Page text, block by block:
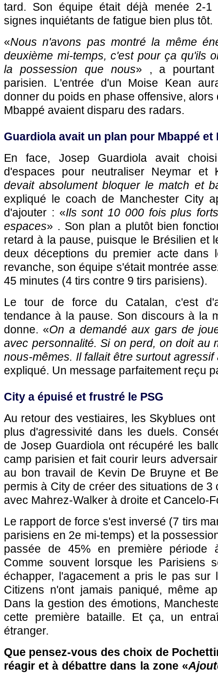
tard. Son équipe était déjà menée 2-
signes inquiétants de fatigue bien plus tôt.
«Nous n'avons pas montré la même
deuxième mi-temps, c'est pour ça qu'ils
la possession que nous» , a pourtant
parisien. L'entrée d'un Moise Kean
donner du poids en phase offensive,
Mbappé avaient disparu des radars.
Guardiola avait un plan pour Mbappé et
En face, Josep Guardiola avait
d'espaces pour neutraliser Neymar et
devait absolument bloquer le match et
expliqué le coach de Manchester City
d'ajouter : «Ils sont 10 000 fois plus
espaces» . Son plan a plutôt bien
retard à la pause, puisque le Brésilien et
deux déceptions du premier acte dans
revanche, son équipe s'était montrée
45 minutes (4 tirs contre 9 tirs parisiens).
Le tour de force du Catalan, c'est
tendance à la pause. Son discours à la
donne. «On a demandé aux gars de
avec personnalité. Si on perd, on doit au
nous-mêmes. Il fallait être surtout agressif
expliqué. Un message parfaitement reçu
City a épuisé et frustré le PSG
Au retour des vestiaires, les Skyblues
plus d'agressivité dans les duels.
de Josep Guardiola ont récupéré les
camp parisien et fait courir leurs
au bon travail de Kevin De Bruyne et
permis à City de créer des situations de 3
avec Mahrez-Walker à droite et Cancelo-
Le rapport de force s'est inversé (7 tirs
parisiens en 2e mi-temps) et la
passée de 45% en première période
Comme souvent lorsque les Parisiens
échapper, l'agacement a pris le pas sur
Citizens n'ont jamais paniqué, même
Dans la gestion des émotions,
cette première bataille. Et ça, un
étranger.
Que pensez-vous des choix de
réagir et à débattre dans la zone «